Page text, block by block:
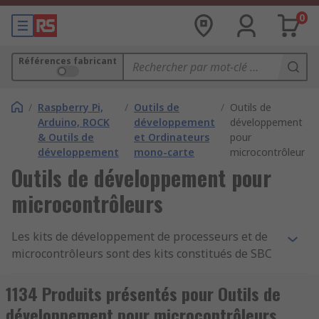
0
Références fabricant
/ Raspberry Pi,
Arduino, ROCK
& Outils de
développement
/ Outils de
développement
et Ordinateurs
mono-carte
/ Outils de
développement
pour
microcontrôleurs
Outils de développement pour
microcontrôleurs
Les kits de développement de processeurs et de
microcontrôleurs sont des kits constitués de SBC
prototypage, programmation et évaluation. Ils
sont largement utilisés dans toutes les industries
1134 Produits présentés pour Outils de